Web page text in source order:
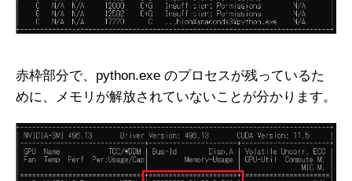
赤枠部分で、python.exe のプロセスが残っているた
めに、メモリが解放されていないことが分かります。